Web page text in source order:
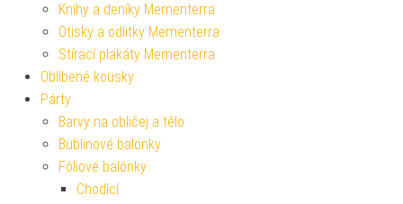
Knihy a deníky Mementerra
Otisky a odlitky Mementerra
Stírací plakáty Mementerra
Oblíbené kousky
Párty
Barvy na obličej a tělo
Bublinové balónky
Fóliové balónky
Chodící